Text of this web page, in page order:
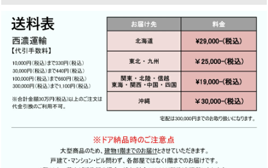
ウェリントンでは全てのドアに標準修理として
直角直線出しと古金物の埋め木をおすすめしておりま
す
います
ウェリントンでは下地処理にこだわり1枚1枚丁寧に剥
離を行います